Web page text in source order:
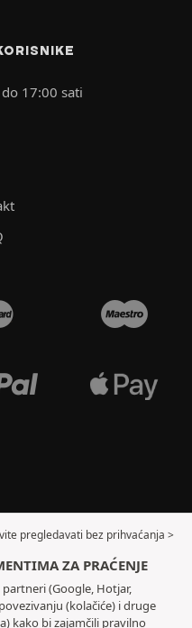
17:00 sati
pregledavati bez prihvaćanja >
ZA PRAĆENJE
partneri (Google, Hotjar,
(kolačiće) i druge
kako bi zajamčili pravilno